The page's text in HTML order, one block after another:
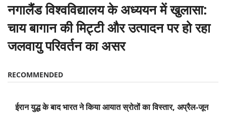
नगालैंड विश्वविद्यालय के अध्ययन में खुलासा:
चाय बागान की मिट्टी और उत्पादन पर हो रहा
जलवायु परिवर्तन का असर
RECOMMENDED
ईरान युद्ध के बाद भारत ने किया आयात स्रोतों का विस्तार, अप्रैल-जून